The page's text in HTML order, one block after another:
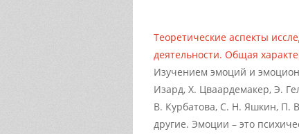
Теоретические аспекты
деятельности. Общая
Изучением эмоций и
Изард, Х. Цваардемакер, Э.
В. Курбатова, С. Н. Яшкин, П.
другие. Эмоции – это